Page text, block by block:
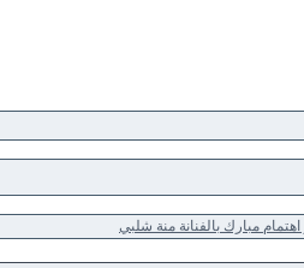
اهتمام مبارك بالفنانة منة شلبي